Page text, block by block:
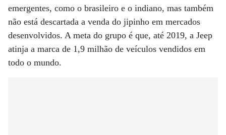
emergentes, como o brasileiro e o indiano, mas também
não está descartada a venda do jipinho em mercados
desenvolvidos. A meta do grupo é que, até 2019, a Jeep
atinja a marca de 1,9 milhão de veículos vendidos em
todo o mundo.